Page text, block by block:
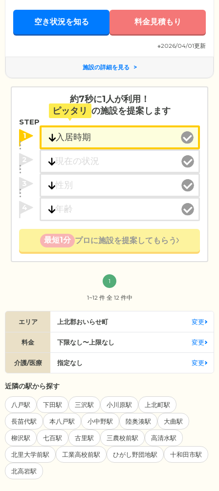
空き状況を知る 料金見積もり
※2026/04/01更新
施設の詳細を見る
約7秒に1人が利用！
ピッタリ の施設を提案します
STEP
1
2
3
4
最短1分 プロに施設を提案してもらう
1
1~12 件 全 12 件中
エリア 上北郡おいらせ町 変更
料金 下限なし〜上限なし 変更
介護/医療 指定なし 変更
近隣の駅から探す
八戸駅 下田駅 三沢駅 小川原駅 上北町駅
長苗代駅 本八戸駅 小中野駅 陸奥湊駅 大曲駅
柳沢駅 七百駅 古里駅 三農校前駅 高清水駅
北里大学前駅 工業高校前駅 ひがし野団地駅 十和田市駅
北高岩駅